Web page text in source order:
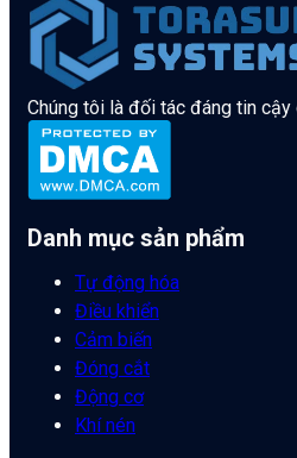
Chúng tôi là đối tác đáng tin cậy
Danh mục sản phẩm
Tự động hóa
Điều khiển
Cảm biến
Đóng cắt
Động cơ
Khí nén